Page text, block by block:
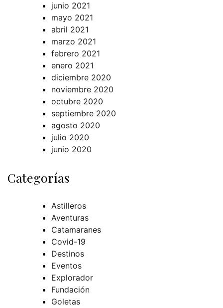
junio 2021
mayo 2021
abril 2021
marzo 2021
febrero 2021
enero 2021
diciembre 2020
noviembre 2020
octubre 2020
septiembre 2020
agosto 2020
julio 2020
junio 2020
Categorías
Astilleros
Aventuras
Catamaranes
Covid-19
Destinos
Eventos
Explorador
Fundación
Goletas